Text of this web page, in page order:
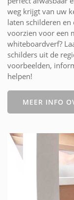
weg krijgt van uw
laten schilderen
voorzien voor een
whiteboardverf?
schilders uit de
voorbeelden,
helpen!
MEER INFO